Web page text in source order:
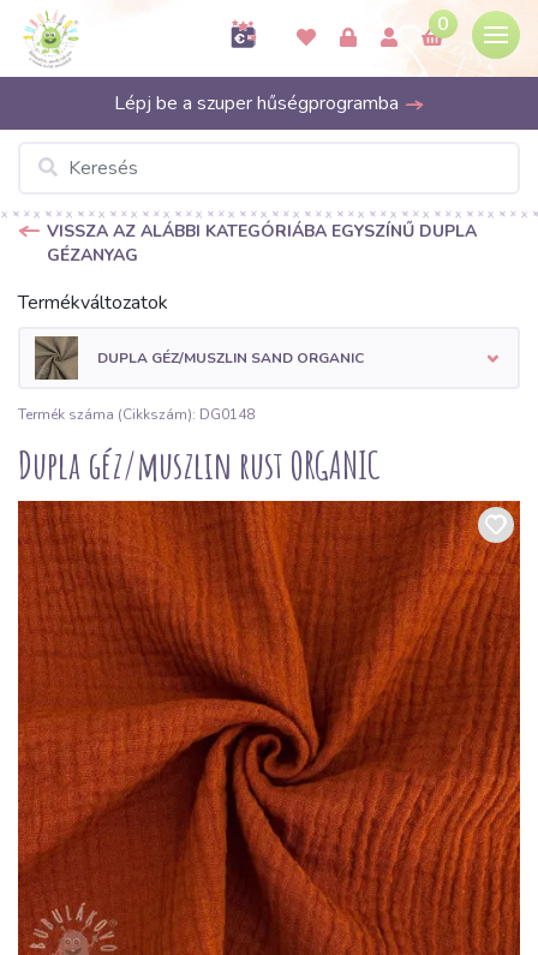
0
Lépj be a szuper hűségprogramba
VISSZA AZ ALÁBBI KATEGÓRIÁBA EGYSZÍNŰ DUPLA
GÉZANYAG
Termékváltozatok
DUPLA GÉZ/MUSZLIN SAND ORGANIC
Termék száma (Cikkszám): DG0148
Dupla géz/muszlin rust ORGANIC